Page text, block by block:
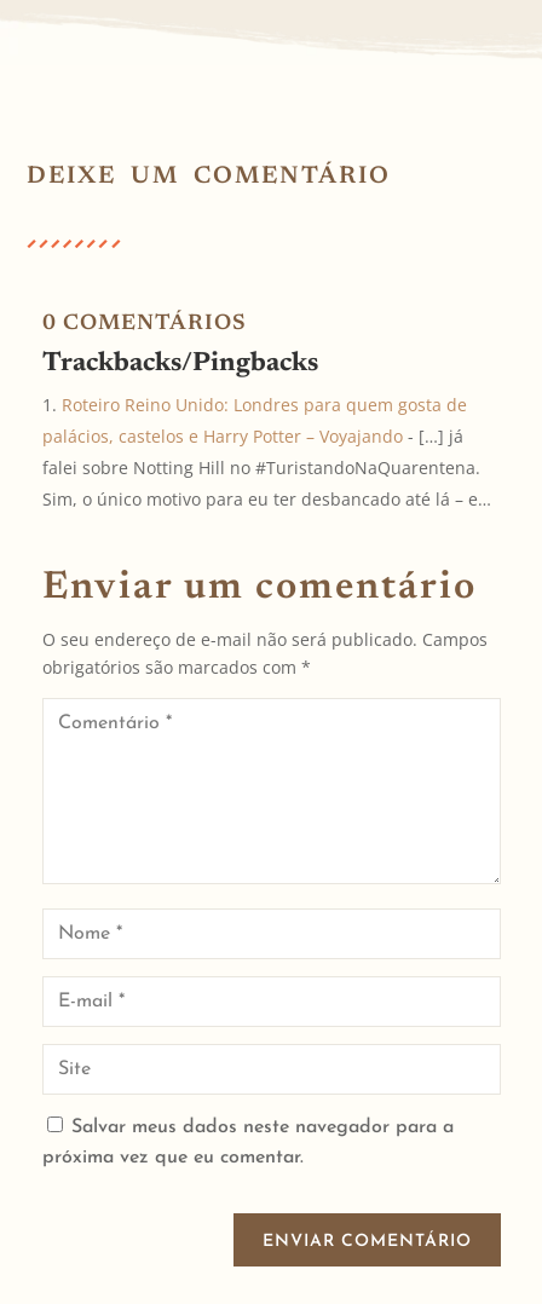
DEIXE UM COMENTÁRIO
0 COMENTÁRIOS
Trackbacks/Pingbacks
Roteiro Reino Unido: Londres para quem gosta de
palácios, castelos e Harry Potter – Voyajando- […] já
falei sobre Notting Hill no #TuristandoNaQuarentena.
Sim, o único motivo para eu ter desbancado até lá – e…
Enviar um comentário
O seu endereço de e-mail não será publicado. Campos
obrigatórios são marcados com *
Salvar meus dados neste navegador para a
próxima vez que eu comentar.
ENVIAR COMENTÁRIO